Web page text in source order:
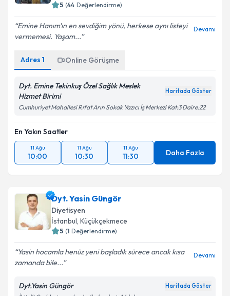
Kişisel verilerimin işlenmesine ilişkin
Metni'ni okudum ve kişisel verilerimin belirtilen
kapsamda işlenmesini kabul ediyorum.
5 (44 Değerlendirme)
Emine Hanım'ın en sevdiğim yönü, herkese aynı listeyi
vermemesi. Yaşam...
Devamı
Adres 1 Online Görüşme
Dyt. Emine Tekinkuş Özel Sağlık Meslek
Hizmet Birimi
Haritada Göster
Cumhuriyet Mahallesi Rıfat Arın Sokak Yazıcı İş Merkezi Kat:3 Daire:22
En Yakın Saatler
11 Ağu
10:00
11 Ağu
10:30
11 Ağu
11:30 Daha Fazla
Dyt. Yasin Güngör
Diyetisyen
İstanbul, Küçükçekmece
5 (1 Değerlendirme)
Yasin hocamla henüz yeni başladık sürece ancak kısa
zamanda bile...
Devamı
Dyt.Yasin Güngör Haritada Göster